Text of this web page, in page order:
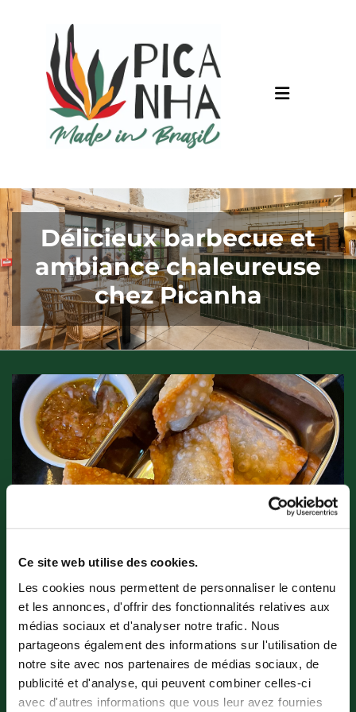
Ce site web utilise des cookies.
Les cookies nous permettent de personnaliser le contenu
et les annonces, d'offrir des fonctionnalités relatives aux
médias sociaux et d'analyser notre trafic. Nous
partageons également des informations sur l'utilisation de
notre site avec nos partenaires de médias sociaux, de
publicité et d'analyse, qui peuvent combiner celles-ci
avec d'autres informations que vous leur avez fournies
Délicieux barbecue et
ambiance chaleureuse
chez Picanha
Nos créations
Nous vous offrons des plats délicieux,
préparés dans le but de satisfaire tous les
goûts. Chez nous, il n'y a pas de routine et
nous changeons régulièrement notre menu.